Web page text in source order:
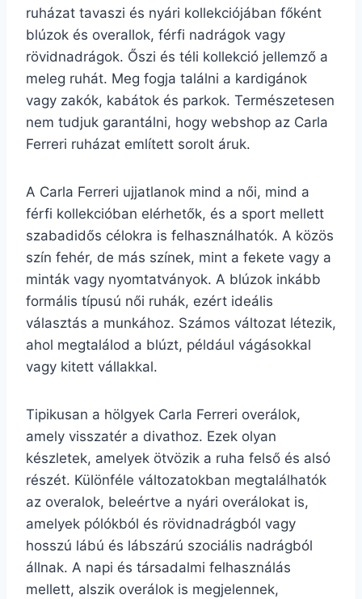
ruházat tavaszi és nyári kollekciójában főként
blúzok és overallok, férfi nadrágok vagy
rövidnadrágok. Őszi és téli kollekció jellemző a
meleg ruhát. Meg fogja találni a kardigánok
vagy zakók, kabátok és parkok. Természetesen
nem tudjuk garantálni, hogy webshop az Carla
Ferreri ruházat említett sorolt áruk.
A Carla Ferreri ujjatlanok mind a női, mind a
férfi kollekcióban elérhetők, és a sport mellett
szabadidős célokra is felhasználhatók. A közös
szín fehér, de más színek, mint a fekete vagy a
minták vagy nyomtatványok. A blúzok inkább
formális típusú női ruhák, ezért ideális
választás a munkához. Számos változat létezik,
ahol megtalálod a blúzt, például vágásokkal
vagy kitett vállakkal.
Tipikusan a hölgyek Carla Ferreri overálok,
amely visszatér a divathoz. Ezek olyan
készletek, amelyek ötvözik a ruha felső és alsó
részét. Különféle változatokban megtalálhatók
az overalok, beleértve a nyári overálokat is,
amelyek pólókból és rövidnadrágból vagy
hosszú lábú és lábszárú szociális nadrágból
állnak. A napi és társadalmi felhasználás
mellett, alszik overálok is megjelennek,